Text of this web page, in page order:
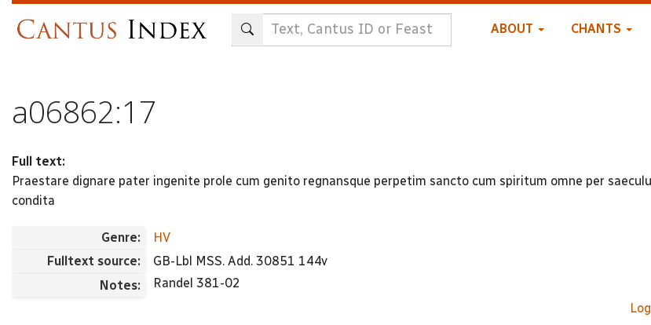
ABOUT CHANTS
a06862:17
Full text:
Praestare dignare pater ingenite prole cum genito regnansque perpetim sancto cum spiritum omne per
condita
Genre:
HV
Fulltext source:
GB-Lbl MSS. Add. 30851 144v
Notes:
Randel 381-02